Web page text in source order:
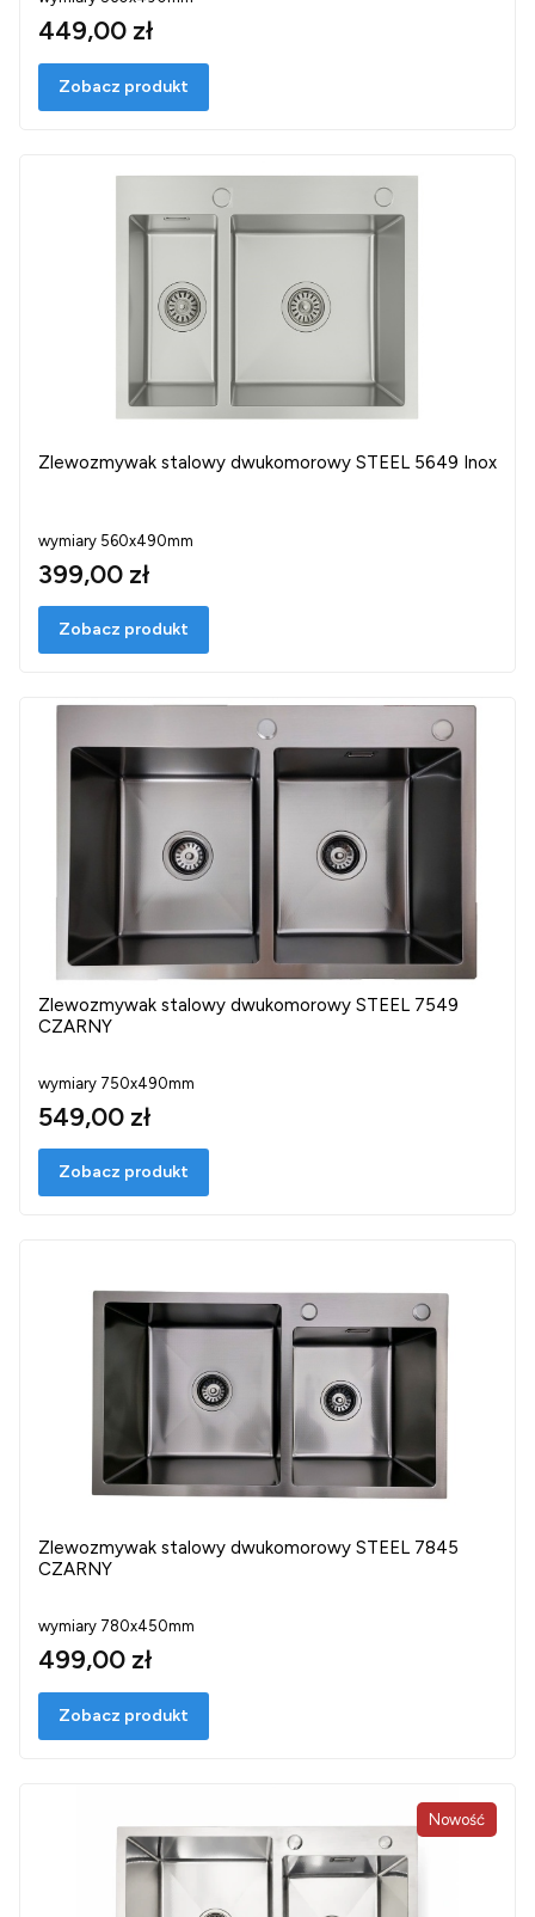
449,00 zł
Zobacz produkt
Zlewozmywak stalowy dwukomorowy STEEL 5649 Inox
wymiary 560x490mm
399,00 zł
Zobacz produkt
Zlewozmywak stalowy dwukomorowy STEEL 7549
CZARNY
wymiary 750x490mm
549,00 zł
Zobacz produkt
Zlewozmywak stalowy dwukomorowy STEEL 7845
CZARNY
wymiary 780x450mm
499,00 zł
Zobacz produkt
Nowość